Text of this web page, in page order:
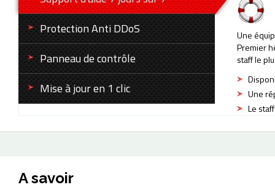
Protection Anti DDoS
Panneau de contrôle
Mise à jour en 1 clic
Une
Premier
staff le
Une
Le
A savoir